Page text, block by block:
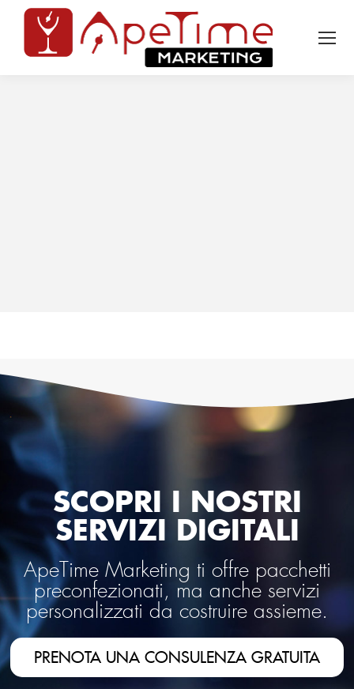
SCOPRI I NOSTRI
SERVIZI DIGITALI
ApeTime Marketing ti offre pacchetti
preconfezionati, ma anche servizi
personalizzati da costruire assieme.
PRENOTA UNA CONSULENZA GRATUITA